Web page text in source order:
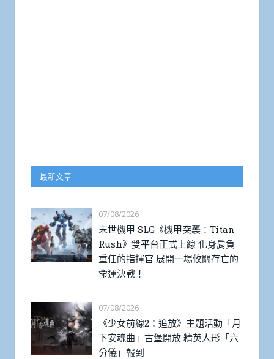
最新文章
07/08/2026
末世機甲 SLG《機甲突襲：Titan
Rush》雙平台正式上線 化身肩負
重任的指揮官 展開一場攸關存亡的
命運決戰！
07/08/2026
《少女前線2：追放》主題活動「月
下安魂曲」古堡開放 精英人形「六
分儀」報到